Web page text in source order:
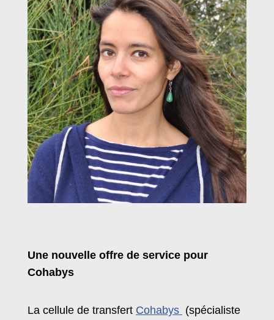
Une nouvelle offre de service pour
Cohabys
La cellule de transfert Cohabys (spécialiste